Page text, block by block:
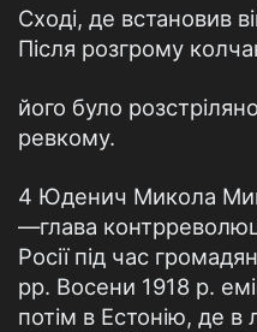
Сході, де встановив
Після розгрому
його було
ревкому.
4 Юденич Микола
—глава
Росії під час
рр. Восени 1918 р.
потім в Естонію, де в